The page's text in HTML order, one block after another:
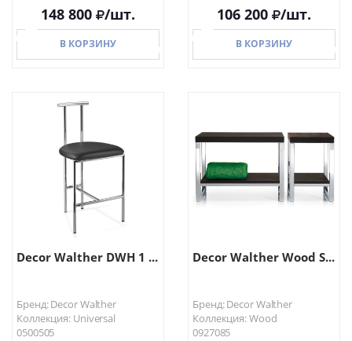
148 800 /шт.
В КОРЗИНУ
В КОРЗИНУ
106 200 /шт.
В КОРЗИНУ
В КОРЗИНУ
Decor Walther DWH 1 ...
Бренд: Decor Walther
Коллекция: Universal
0500505
Decor Walther Wood S...
Бренд: Decor Walther
Коллекция: Wood
0927085